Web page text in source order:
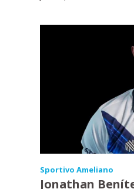
Sportivo Ameliano
Jonathan